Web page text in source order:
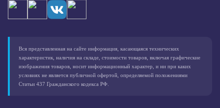
Вся представленная на сайте информация, касающаяся технических
характеристик, наличия на складе, стоимости товаров, включая графические
изображения товаров, носит информационный характер, и ни при каких
условиях не является публичной офертой, определяемой положениями
Статьи 437 Гражданского кодекса РФ.